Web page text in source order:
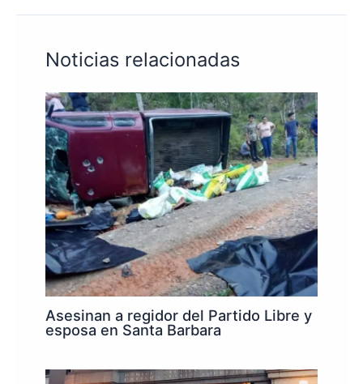
Noticias relacionadas
Asesinan a regidor del Partido Libre y
esposa en Santa Barbara